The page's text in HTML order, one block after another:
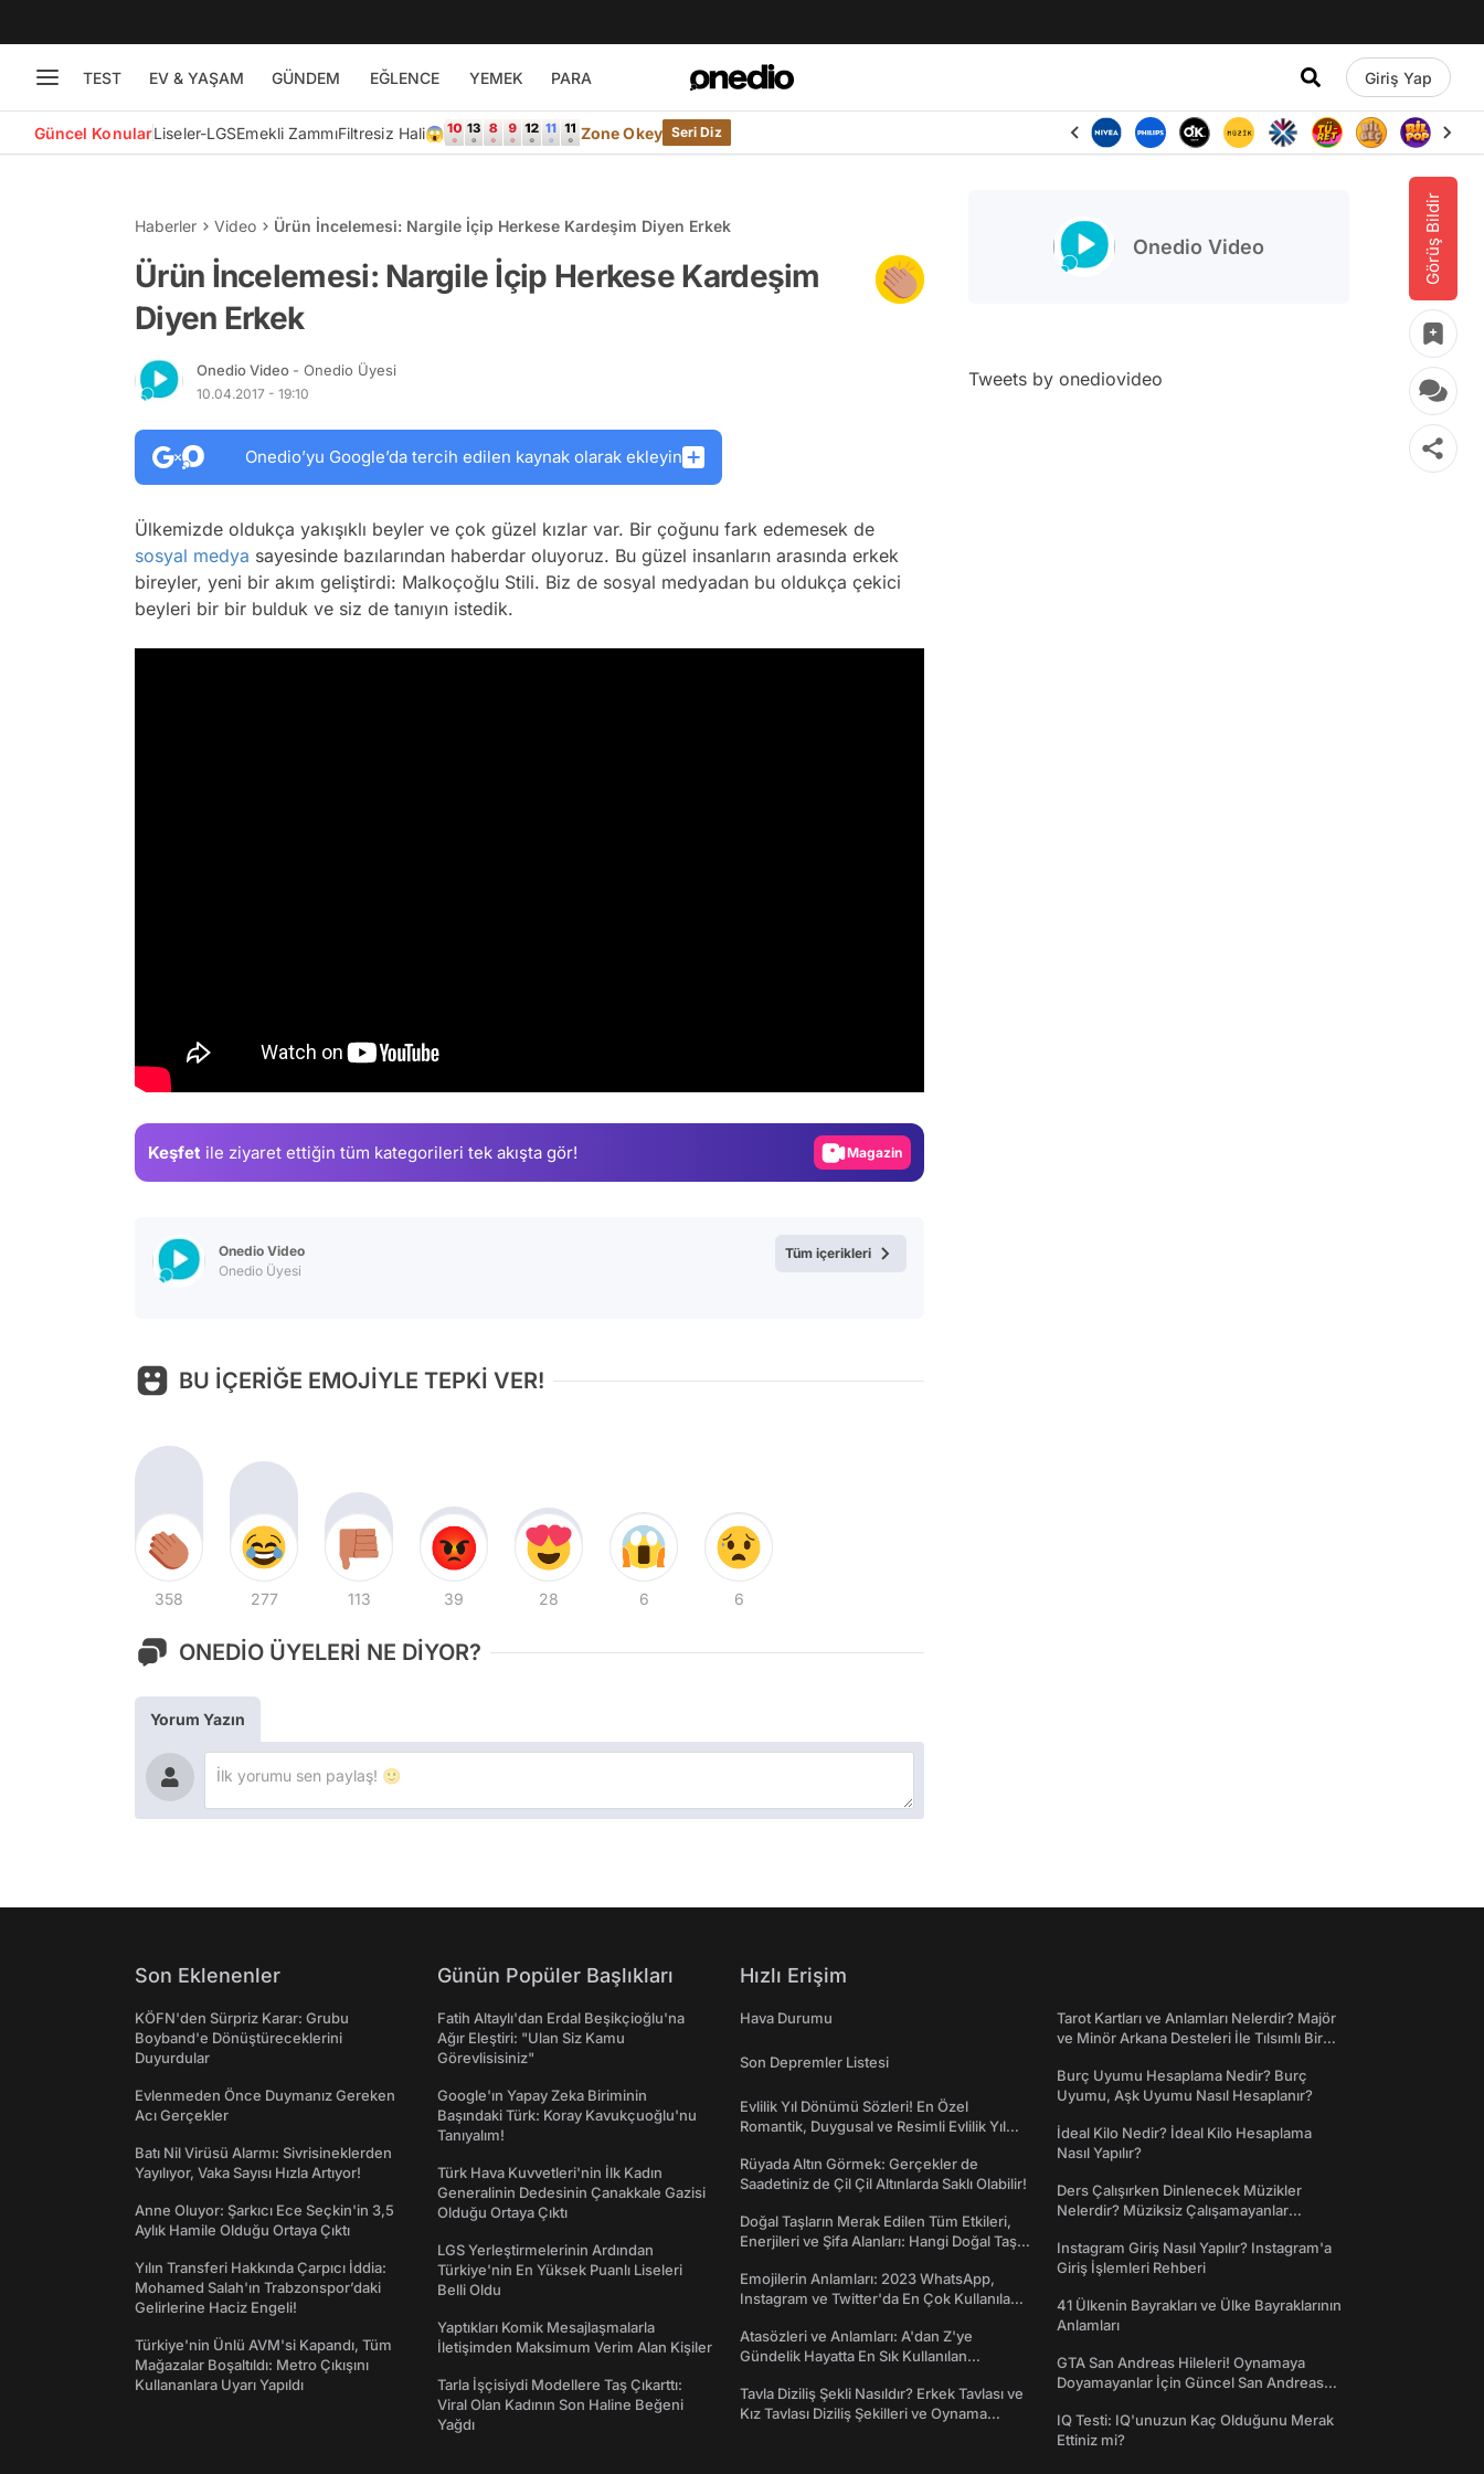
TEST EV & YAŞAM GÜNDEM EĞLENCE YEMEK PARA Giriş Yap
Güncel KonularLiseler-LGSEmekli ZammıFiltresiz Hali😱 Zone Okey Seri Diz
Görüş Bildir
Haberler Video Ürün İncelemesi: Nargile İçip Herkese Kardeşim Diyen Erkek
Ürün İncelemesi: Nargile İçip Herkese Kardeşim
Diyen Erkek
Onedio Video - Onedio Üyesi
10.04.2017 - 19:10
Onedio’yu Google’da tercih edilen kaynak olarak ekleyin
Ülkemizde oldukça yakışıklı beyler ve çok güzel kızlar var. Bir çoğunu fark edemesek de
sosyal medya sayesinde bazılarından haberdar oluyoruz. Bu güzel insanların arasında erkek
bireyler, yeni bir akım geliştirdi: Malkoçoğlu Stili. Biz de sosyal medyadan bu oldukça çekici
beyleri bir bir bulduk ve siz de tanıyın istedik.
Keşfet ile ziyaret ettiğin tüm kategorileri tek akışta gör! Magazin
Onedio Video
Onedio Üyesi
Tüm içerikleri
BU İÇERİĞE EMOJİYLE TEPKİ VER!
358 277 113 39 28 6 6
ONEDİO ÜYELERİ NE DİYOR?
Yorum Yazın
Onedio Video
Tweets by onediovideo
Son Eklenenler
KÖFN'den Sürpriz Karar: Grubu
Boyband'e Dönüştüreceklerini
Duyurdular
Evlenmeden Önce Duymanız Gereken
Acı Gerçekler
Batı Nil Virüsü Alarmı: Sivrisineklerden
Yayılıyor, Vaka Sayısı Hızla Artıyor!
Anne Oluyor: Şarkıcı Ece Seçkin'in 3,5
Aylık Hamile Olduğu Ortaya Çıktı
Yılın Transferi Hakkında Çarpıcı İddia:
Mohamed Salah'ın Trabzonspor’daki
Gelirlerine Haciz Engeli!
Türkiye'nin Ünlü AVM'si Kapandı, Tüm
Mağazalar Boşaltıldı: Metro Çıkışını
Kullananlara Uyarı Yapıldı
Günün Popüler Başlıkları
Fatih Altaylı'dan Erdal Beşikçioğlu'na
Ağır Eleştiri: "Ulan Siz Kamu
Görevlisisiniz"
Google'ın Yapay Zeka Biriminin
Başındaki Türk: Koray Kavukçuoğlu'nu
Tanıyalım!
Türk Hava Kuvvetleri'nin İlk Kadın
Generalinin Dedesinin Çanakkale Gazisi
Olduğu Ortaya Çıktı
LGS Yerleştirmelerinin Ardından
Türkiye'nin En Yüksek Puanlı Liseleri
Belli Oldu
Yaptıkları Komik Mesajlaşmalarla
İletişimden Maksimum Verim Alan Kişiler
Tarla İşçisiydi Modellere Taş Çıkarttı:
Viral Olan Kadının Son Haline Beğeni
Yağdı
Hızlı Erişim
Hava Durumu
Son Depremler Listesi
Evlilik Yıl Dönümü Sözleri! En Özel
Romantik, Duygusal ve Resimli Evlilik Yıl
Rüyada Altın Görmek: Gerçekler de
Saadetiniz de Çil Çil Altınlarda Saklı Olabilir!
Doğal Taşların Merak Edilen Tüm Etkileri,
Enerjileri ve Şifa Alanları: Hangi Doğal Taş
Emojilerin Anlamları: 2023 WhatsApp,
Instagram ve Twitter'da En Çok Kullanılan
Atasözleri ve Anlamları: A'dan Z'ye
Gündelik Hayatta En Sık Kullanılan
Tavla Diziliş Şekli Nasıldır? Erkek Tavlası ve
Kız Tavlası Diziliş Şekilleri ve Oynama
Tarot Kartları ve Anlamları Nelerdir? Majör
ve Minör Arkana Desteleri İle Tılsımlı Bir
Burç Uyumu Hesaplama Nedir? Burç
Uyumu, Aşk Uyumu Nasıl Hesaplanır?
İdeal Kilo Nedir? İdeal Kilo Hesaplama
Nasıl Yapılır?
Ders Çalışırken Dinlenecek Müzikler
Nelerdir? Müziksiz Çalışamayanlar
Instagram Giriş Nasıl Yapılır? Instagram'a
Giriş İşlemleri Rehberi
41 Ülkenin Bayrakları ve Ülke Bayraklarının
Anlamları
GTA San Andreas Hileleri! Oynamaya
Doyamayanlar İçin Güncel San Andreas
IQ Testi: IQ'unuzun Kaç Olduğunu Merak
Ettiniz mi?